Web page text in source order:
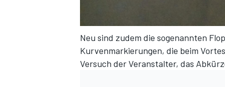
Neu sind zudem die sogenannten
Kurvenmarkierungen, die beim
Versuch der Veranstalter, das